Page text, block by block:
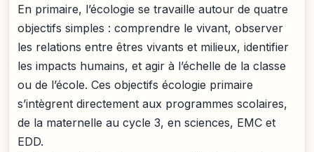
En primaire, l’écologie se travaille autour de quatre
objectifs simples : comprendre le vivant, observer
les relations entre êtres vivants et milieux, identifier
les impacts humains, et agir à l’échelle de la classe
ou de l’école. Ces objectifs écologie primaire
s’intègrent directement aux programmes scolaires,
de la maternelle au cycle 3, en sciences, EMC et
EDD.